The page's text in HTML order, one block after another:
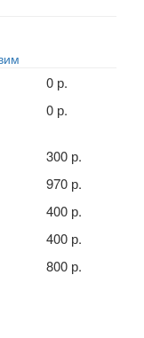
0 р.
0 р.
300 р.
970 р.
400 р.
400 р.
800 р.